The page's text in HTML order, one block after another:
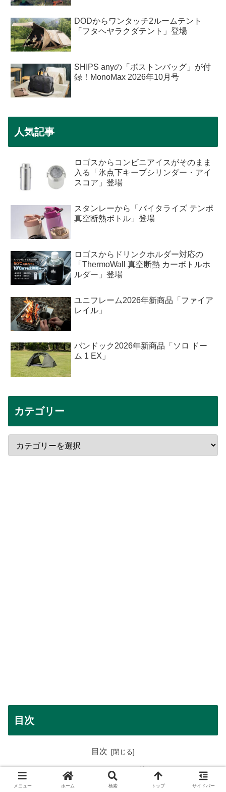
DODからワンタッチ2ルームテント
「フタヘヤラクダテント」登場
SHIPS anyの「ボストンバッグ」が付
録！MonoMax 2026年10月号
人気記事
ロゴスからコンビニアイスがそのまま
入る「氷点下キープシリンダー・アイ
スコア」登場
スタンレーから「バイタライズ テンポ
真空断熱ボトル」登場
ロゴスからドリンクホルダー対応の
「ThermoWall 真空断熱 カーボトルホ
ルダー」登場
ユニフレーム2026年新商品「ファイア
レイル」
バンドック2026年新商品「ソロ ドー
ム 1 EX」
カテゴリー
目次
目次
ペルチェデバイスベストの特徴
ハイブリッド冷却ベスト
メニュー ホーム 検索 トップ サイドバー